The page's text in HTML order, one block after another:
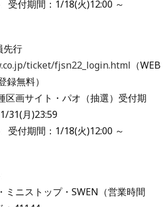
受付期間：1/18(火)12:00 ～
先行
ticket/fjsn22_login.html （WEB
無料）
区画サイト・パオ（抽選）受付期
31(月)23:59
受付期間：1/18(火)12:00 ～
ニストップ・SWEN（営業時間